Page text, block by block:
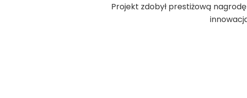
Projekt zdobył prestiżową